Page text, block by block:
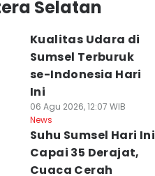
Selatan
Kualitas Udara di
Sumsel Terburuk
se-Indonesia Hari
Ini
06 Agu 2026, 12:07 WIB
News
Suhu Sumsel Hari Ini
Capai 35 Derajat,
Cuaca Cerah